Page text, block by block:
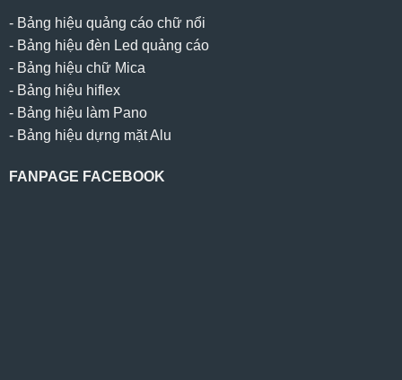
- Bảng hiệu quảng cáo chữ nổi
- Bảng hiệu đèn Led quảng cáo
- Bảng hiệu chữ Mica
- Bảng hiệu hiflex
- Bảng hiệu làm Pano
- Bảng hiệu dựng mặt Alu
FANPAGE FACEBOOK